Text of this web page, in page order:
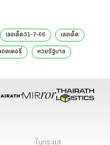
เลขเด็ด31-7-66 เลขเด็ด
อตเตอรี่ หวยรัฐบาล
คําชะโนด
ในกระแส